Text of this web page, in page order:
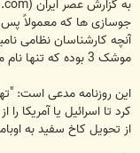
جوسازی ها که معمولاً پس
آنچه کارشناسان نظامی
موشک 3 بوده که تنها نام متفاوتی به آن اطلاق شده است!"
این روزنامه مدعی است:
کرد تا اسرائیل یا آمریکا
از تحویل کاخ سفید به